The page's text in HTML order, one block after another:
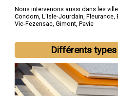
Nous intervenons aussi dans les
Condom, L'Isle-Jourdain, Fleurance,
Vic-Fezensac, Gimont, Pavie
Différents